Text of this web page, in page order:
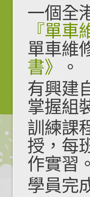
一個全
『單
單車維
書》
。
有興建
掌握組
訓練課
授，每
作實習。
學員完